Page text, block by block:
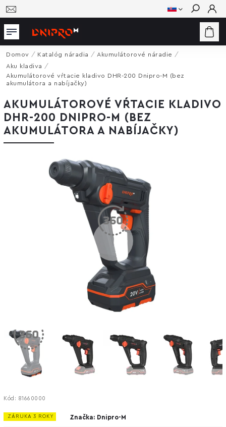
Hľadať
Domov / Katalóg náradia / Akumulátorové náradie /
Aku kladiva /
Akumulátorové vŕtacie kladivo DHR-200 Dnipro-M (bez
akumulátora a nabíjačky)
AKUMULÁTOROVÉ VŔTACIE KLADIVO
DHR-200 DNIPRO-M (BEZ
AKUMULÁTORA A NABÍJAČKY)
Kód: 81660000
ZÁRUKA 3 ROKY Značka: Dnipro-M